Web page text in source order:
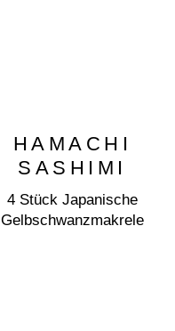
HAMACHI
SASHIMI
4 Stück Japanische
Gelbschwanzmakrele